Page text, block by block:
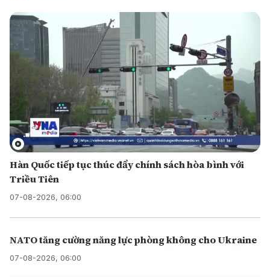
Hàn Quốc tiếp tục thúc đẩy chính sách hòa bình với
Triều Tiên
07-08-2026, 06:00
NATO tăng cường năng lực phòng không cho Ukraine
07-08-2026, 06:00